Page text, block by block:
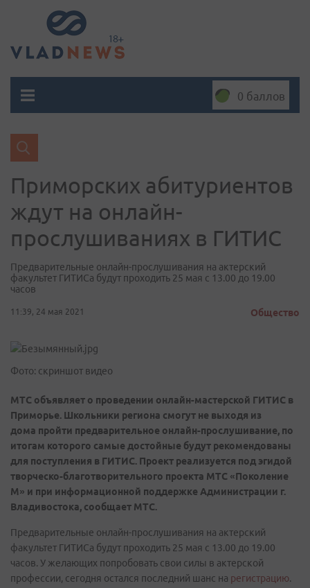
0 баллов
Приморских абитуриентов
ждут на онлайн-
прослушиваниях в ГИТИС
Предварительные онлайн-прослушивания на актерский
факультет ГИТИСа будут проходить 25 мая с 13.00 до 19.00
часов
11:39, 24 мая 2021 Общество
Фото: скриншот видео
МТС объявляет о проведении онлайн-мастерской ГИТИС в
Приморье. Школьники региона смогут не выходя из
дома пройти предварительное онлайн-прослушивание, по
итогам которого самые достойные будут рекомендованы
для поступления в ГИТИС. Проект реализуется под эгидой
творческо-благотворительного проекта МТС «Поколение
М» и при информационной поддержке Администрации г.
Владивостока, сообщает МТС.
Предварительные онлайн-прослушивания на актерский
факультет ГИТИСа будут проходить 25 мая с 13.00 до 19.00
часов. У желающих попробовать свои силы в актерской
профессии, сегодня остался последний шанс на регистрацию.